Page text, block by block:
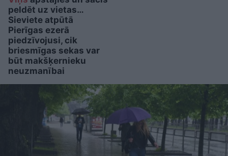
peldēt uz vietas…
Sieviete atpūtā
Pierīgas ezerā
piedzīvojusi, cik
briesmīgas sekas var
būt makšķernieku
neuzmanībai